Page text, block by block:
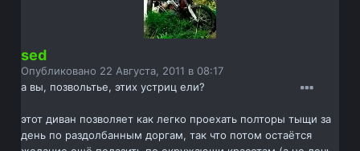
sed
Опубликовано 22 Августа, 2011 в 08:17
а вы, позвольтье, этих устриц ели?
этот диван позволяет как легко проехать полторы тыщи за
день по раздолбанным доргам, так что потом остаётся